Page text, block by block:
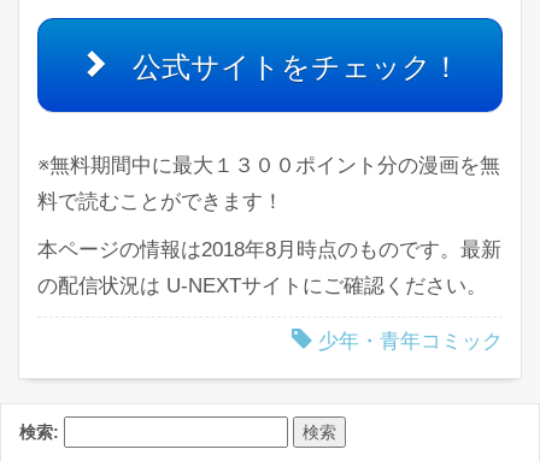
公式サイトをチェック！
※無料期間中に最大１３００ポイント分の漫画を無
料で読むことができます！
本ページの情報は2018年8月時点のものです。最新
の配信状況は U-NEXTサイトにご確認ください。
少年・青年コミック
検索: